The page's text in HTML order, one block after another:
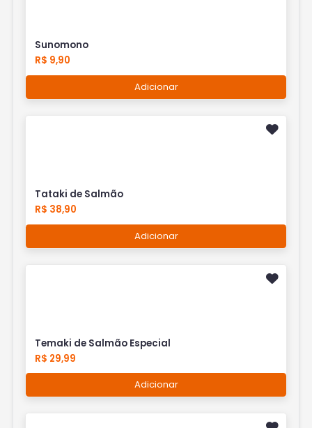
Sunomono
R$ 9,90
Adicionar
Tataki de Salmão
R$ 38,90
Adicionar
Temaki de Salmão Especial
R$ 29,99
Adicionar